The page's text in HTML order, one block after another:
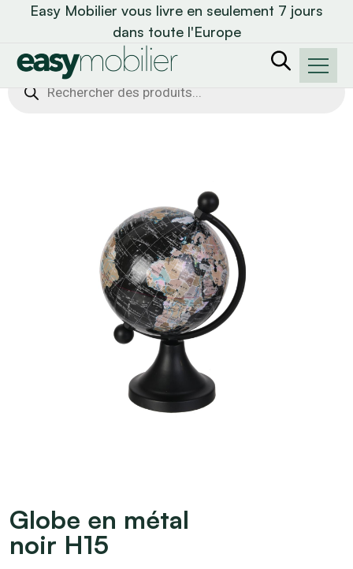
Easy Mobilier vous livre en seulement 7 jours
dans toute l'Europe
Recherche
de
Globe en métal
noir H15